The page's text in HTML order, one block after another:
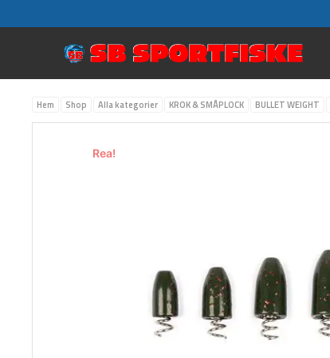
till
Hem Shop Alla kategorier KROK & SMÅPLOCK BULLET WEIGHT
Rea!